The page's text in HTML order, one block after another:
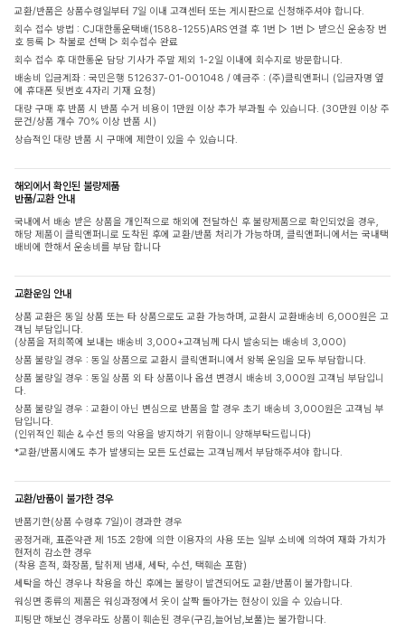
교환/반품은 상품수령일부터 7일 이내 고객센터 또는 게시판으로 신청해주셔야 합니다.
회수 접수 방법 : CJ대한통운택배(1588-1255)ARS 연결 후 1번 ▷ 1번 ▷ 받으신 운송장 번
호 등록 ▷ 착불로 선택 ▷ 회수접수 완료
회수 접수 후 대한통운 담당 기사가 주말 제외 1-2일 이내에 회수지로 방문합니다.
배송비 입금계좌 : 국민은행 512637-01-001048 / 예금주 : (주)클릭앤퍼니 (입금자명 옆
에 휴대폰 뒷번호 4자리 기재 요청)
대량 구매 후 반품 시 반품 수거 비용이 1만원 이상 추가 부과될 수 있습니다. (30만원 이상 주
문건/상품 개수 70% 이상 반품 시)
상습적인 대량 반품 시 구매에 제한이 있을 수 있습니다.
해외에서 확인된 불량제품
반품/교환 안내
국내에서 배송 받은 상품을 개인적으로 해외에 전달하신 후 불량제품으로 확인되었을 경우,
해당 제품이 클릭앤퍼니로 도착된 후에 교환/반품 처리가 가능하며, 클릭앤퍼니에서는 국내택
배비에 한해서 운송비를 부담 합니다
교환운임 안내
상품 교환은 동일 상품 또는 타 상품으로도 교환 가능하며, 교환시 교환배송비 6,000원은 고
객님 부담입니다.
(상품을 저희쪽에 보내는 배송비 3,000+고객님께 다시 발송되는 배송비 3,000)
상품 불량일 경우 : 동일 상품으로 교환시 클릭앤퍼니에서 왕복 운임을 모두 부담합니다.
상품 불량일 경우 : 동일 상품 외 타 상품이나 옵션 변경시 배송비 3,000원 고객님 부담입니
다.
상품 불량일 경우 : 교환이 아닌 변심으로 반품을 할 경우 초기 배송비 3,000원은 고객님 부
담입니다.
(인위적인 훼손 & 수선 등의 악용을 방지하기 위함이니 양해부탁드립니다)
*교환/반품시에도 추가 발생되는 모든 도선료는 고객님께서 부담해주셔야 합니다.
교환/반품이 불가한 경우
반품기한(상품 수령후 7일)이 경과한 경우
공정거래, 표준약관 제 15조 2항에 의한 이용자의 사용 또는 일부 소비에 의하여 재화 가치가
현저히 감소한 경우
(착용 흔적, 화장품, 탈취제 냄새, 세탁, 수선, 택훼손 포함)
세탁을 하신 경우나 착용을 하신 후에는 불량이 발견되어도 교환/반품이 불가합니다.
워싱면 종류의 제품은 워싱과정에서 옷이 살짝 돌아가는 현상이 있을 수 있습니다.
피팅만 해보신 경우라도 상품이 훼손된 경우(구김,늘어남,보풀)는 불가합니다.